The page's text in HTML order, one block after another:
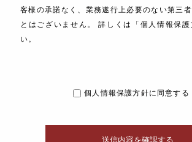
客様の承諾なく、業務遂行上必要のない第三
とはございません。 詳しくは「個人情報保
い。
個人情報保護方針に同意する